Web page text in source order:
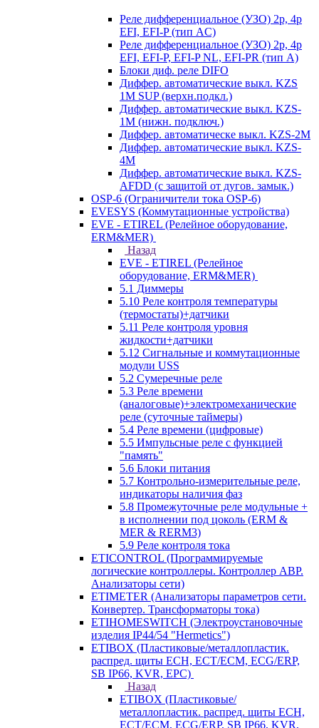
Реле дифференциальное (УЗО) 2р, 4р
EFI, EFI-P (тип AС)
Реле дифференциальное (УЗО) 2р, 4р
EFI, EFI-P, EFI-P NL, EFI-PR (тип A)
Блоки диф. реле DIFO
Диффер. автоматические выкл. KZS
1M SUP (верхн.подкл.)
Диффер. автоматические выкл. KZS-
1M (нижн. подключ.)
Диффер. автоматическе выкл. KZS-2M
Диффер. автоматические выкл. KZS-
4M
Диффер. автоматические выкл. KZS-
AFDD (с защитой от дугов. замык.)
OSP-6 (Ограничители тока OSP-6)
EVESYS (Коммутационные устройства)
EVE - ETIREL (Релейное оборудование,
ERM&MER)
Назад
EVE - ETIREL (Релейное
оборудование, ERM&MER)
5.1 Диммеры
5.10 Реле контроля температуры
(термостаты)+датчики
5.11 Реле контроля уровня
жидкости+датчики
5.12 Сигнальные и коммутационные
модули USS
5.2 Сумеречные реле
5.3 Реле времени
(аналоговые)+электромеханические
реле (суточные таймеры)
5.4 Реле времени (цифровые)
5.5 Импульсные реле с функцией
"память"
5.6 Блоки питания
5.7 Контрольно-измерительные реле,
индикаторы наличия фаз
5.8 Промежуточные реле модульные +
в исполнении под цоколь (ERM &
MER & RERM3)
5.9 Реле контроля тока
ETICONTROL (Программируемые
логические контроллеры. Контроллер АВР.
Анализаторы сети)
ETIMETER (Анализаторы параметров сети.
Конвертер. Трансформаторы тока)
ETIHOMESWITCH (Электроустановочные
изделия IP44/54 "Hermetics")
ETIBOX (Пластиковые/металлопластик.
распред. щиты ECH, ECT/ECM, ECG/ERP,
SB IP66, KVR, EPC)
Назад
ETIBOX (Пластиковые/
металлопластик. распред. щиты ECH,
ECT/ECM, ECG/ERP, SB IP66, KVR,